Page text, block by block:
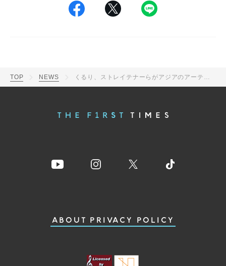
TOP NEWS くるり、ストレイテナーらがアジアのアーティストと共演！『MUSIC AWARDS JAPAN SOUND SCRAMBLE』開催決定
ABOUT PRIVACY POLICY